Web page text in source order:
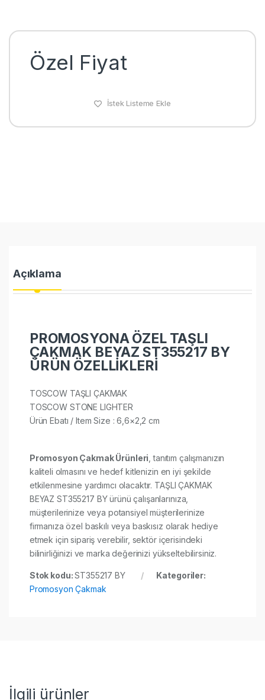
Özel Fiyat
İstek Listeme Ekle
Açıklama
PROMOSYONA ÖZEL TAŞLI
ÇAKMAK BEYAZ ST355217 BY
ÜRÜN ÖZELLİKLERİ
TOSCOW TAŞLI ÇAKMAK
TOSCOW STONE LIGHTER
Ürün Ebatı / Item Size : 6,6×2,2 cm
Promosyon Çakmak Ürünleri , tanıtım çalışmanızın
kaliteli olmasını ve hedef kitlenizin en iyi şekilde
etkilenmesine yardımcı olacaktır. TAŞLI ÇAKMAK
BEYAZ ST355217 BY ürünü çalışanlarınıza,
müşterilerinize veya potansiyel müşterilerinize
firmanıza özel baskılı veya baskısız olarak hediye
etmek için sipariş verebilir, sektör içerisindeki
bilinirliğinizi ve marka değerinizi yükseltebilirsiniz.
Stok kodu:ST355217 BY
Kategoriler:
Promosyon Çakmak
İlgili ürünler